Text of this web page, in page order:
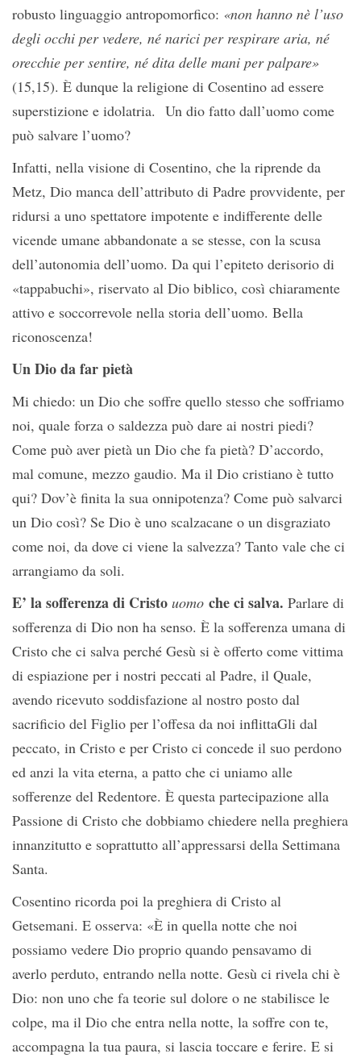
robusto linguaggio antropomorfico: «non hanno nè l’uso
degli occhi per vedere, né narici per respirare aria, né
orecchie per sentire, né dita delle mani per palpare»
(15,15). È dunque la religione di Cosentino ad essere
superstizione e idolatria. Un dio fatto dall’uomo come
può salvare l’uomo?
Infatti, nella visione di Cosentino, che la riprende da
Metz, Dio manca dell’attributo di Padre provvidente, per
ridursi a uno spettatore impotente e indifferente delle
vicende umane abbandonate a se stesse, con la scusa
dell’autonomia dell’uomo. Da qui l’epiteto derisorio di
«tappabuchi», riservato al Dio biblico, così chiaramente
attivo e soccorrevole nella storia dell’uomo. Bella
riconoscenza!
Un Dio da far pietà
Mi chiedo: un Dio che soffre quello stesso che soffriamo
noi, quale forza o saldezza può dare ai nostri piedi?
Come può aver pietà un Dio che fa pietà? D’accordo,
mal comune, mezzo gaudio. Ma il Dio cristiano è tutto
qui? Dov’è finita la sua onnipotenza? Come può salvarci
un Dio così? Se Dio è uno scalzacane o un disgraziato
come noi, da dove ci viene la salvezza? Tanto vale che ci
arrangiamo da soli.
E’ la sofferenza di Cristo uomo che ci salva. Parlare di
sofferenza di Dio non ha senso. È la sofferenza umana di
Cristo che ci salva perché Gesù si è offerto come vittima
di espiazione per i nostri peccati al Padre, il Quale,
avendo ricevuto soddisfazione al nostro posto dal
sacrificio del Figlio per l’offesa da noi inflittaGli dal
peccato, in Cristo e per Cristo ci concede il suo perdono
ed anzi la vita eterna, a patto che ci uniamo alle
sofferenze del Redentore. È questa partecipazione alla
Passione di Cristo che dobbiamo chiedere nella preghiera
innanzitutto e soprattutto all’appressarsi della Settimana
Santa.
Cosentino ricorda poi la preghiera di Cristo al
Getsemani. E osserva: «È in quella notte che noi
possiamo vedere Dio proprio quando pensavamo di
averlo perduto, entrando nella notte. Gesù ci rivela chi è
Dio: non uno che fa teorie sul dolore o ne stabilisce le
colpe, ma il Dio che entra nella notte, la soffre con te,
accompagna la tua paura, si lascia toccare e ferire. E si